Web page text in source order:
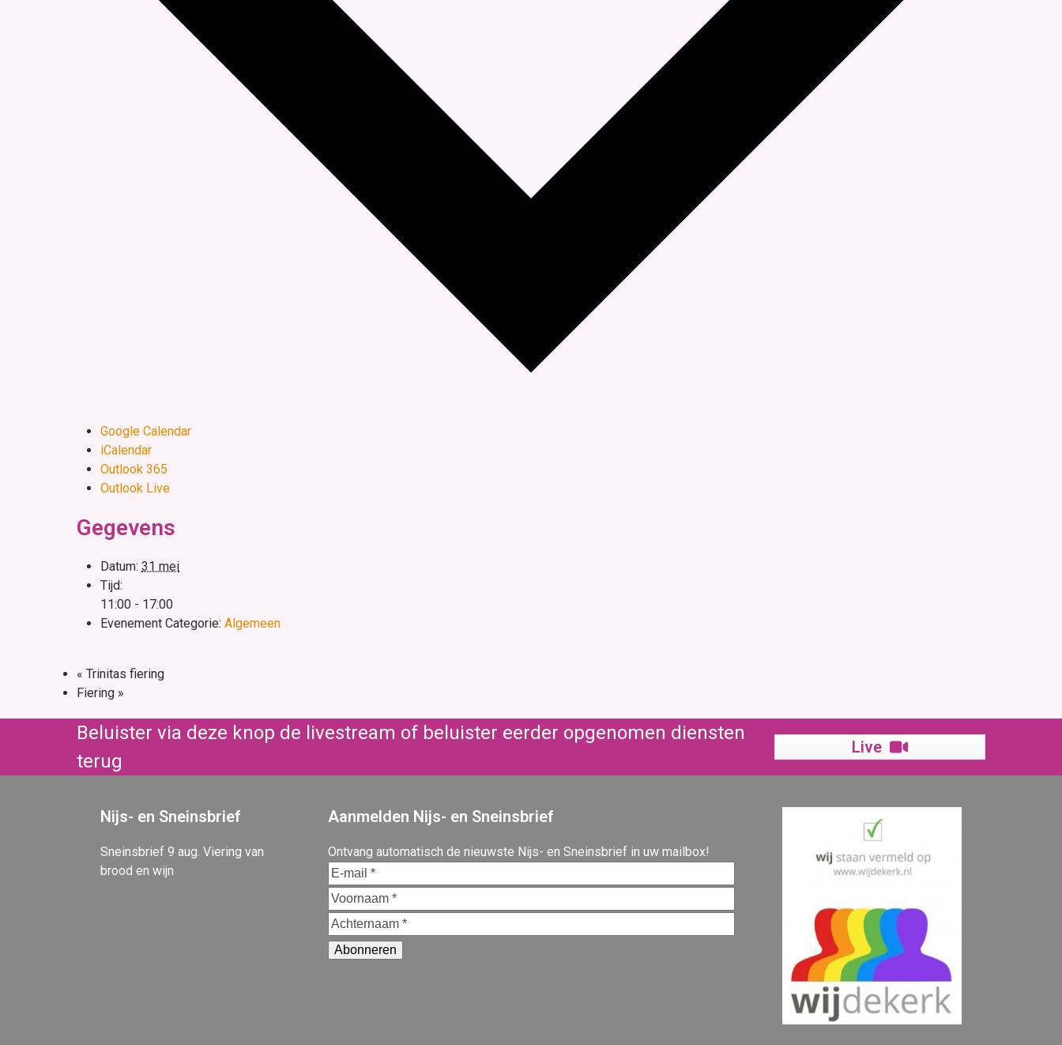
Google Calendar
iCalendar
Outlook 365
Outlook Live
Gegevens
Datum: 31 mei
Tijd:
11:00 - 17:00
Evenement Categorie: Algemeen
« Trinitas fiering
Fiering »
Beluister via deze knop de livestream of beluister eerder opgenomen diensten
terug
Live
Nijs- en Sneinsbrief
Sneinsbrief 9 aug. Viering van
brood en wijn
Aanmelden Nijs- en Sneinsbrief
Ontvang automatisch de nieuwste Nijs- en Sneinsbrief in uw mailbox!